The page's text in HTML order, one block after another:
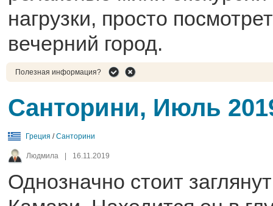
нагрузки, просто
вечерний город.
Полезная информация?
Санторини, Июль
Греция /Санторини
Людмила 16.11.2019
Однозначно стоит